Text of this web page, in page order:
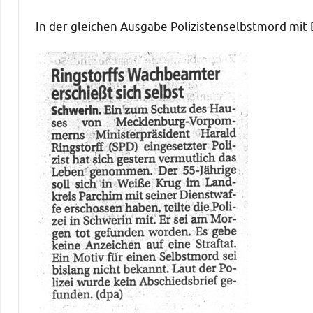
In der gleichen Ausgabe Polizistenselbstmord mit